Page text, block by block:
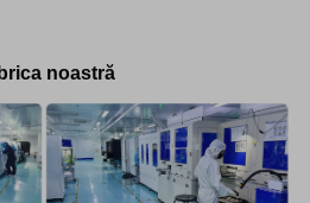
noastră